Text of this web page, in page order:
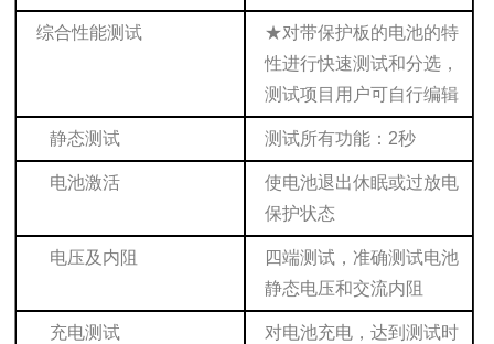
综合性能测试
★对带保护板的电池的特
性进行快速测试和分选，
测试项目用户可自行编辑
静态测试 测试所有功能：2秒
电池激活
使电池退出休眠或过放电
保护状态
电压及内阻
四端测试，准确测试电池
静态电压和交流内阻
充电测试
对电池充电，达到测试时